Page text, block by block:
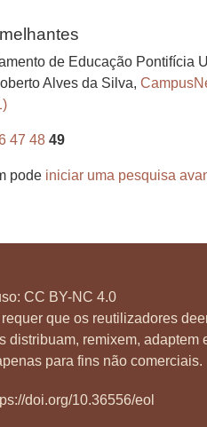
de Educação Pontifícia
Alves da Silva,
47 48 49
pode iniciar uma pesquisa
CC BY-NC 4.0
que os reutilizadores
distribuam, remixem,
para fins não comerciais.
doi.org/10.36556/eol